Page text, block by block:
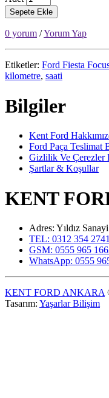
Sepete Ekle
0 yorum /Yorum Yap
Etiketler: Ford Fiesta
kilometre, saati
Bilgiler
Kent Ford
Ford Paça Teslimat
Gizlilik Ve Çerezler
Şartlar & Koşullar
KENT
Adres: Yıldız
TEL: 0312 354 2741
GSM: 0555 965
WhatsApp: 0555
KENT FORD ANKARA
Tasarım: Yaşarlar Bilişim